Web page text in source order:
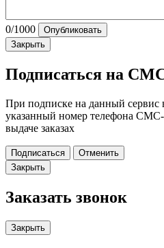
0/1000
Опубликовать
Закрыть
Подписаться на
При подписке на данный сервис
указанный номер телефона
выдаче заказах
Подписаться
Отменить
Закрыть
Заказать звонок
Закрыть